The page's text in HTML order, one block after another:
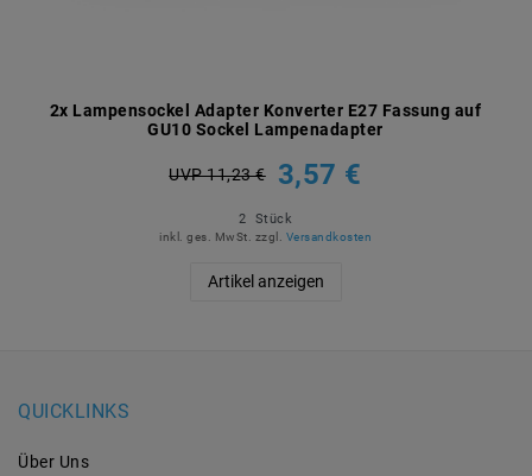
2x Lampensockel Adapter Konverter E27 Fassung auf
GU10 Sockel Lampenadapter
UVP 11,23 € 3,57 €
2 Stück
inkl. ges. MwSt. zzgl. Versandkosten
Artikel anzeigen
QUICKLINKS
Über Uns